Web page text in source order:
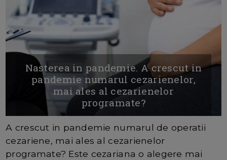
Nasterea in pandemie. A crescut in
pandemie numarul cezarienelor,
mai ales al cezarienelor
programate?
A crescut in pandemie numarul de operatii
cezariene, mai ales al cezarienelor
programate? Este cezariana o alegere mai